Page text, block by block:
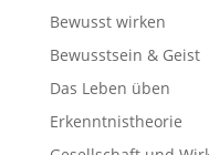
Bewusst wirken
Bewusstsein & Geist
Das Leben üben
Erkenntnistheorie